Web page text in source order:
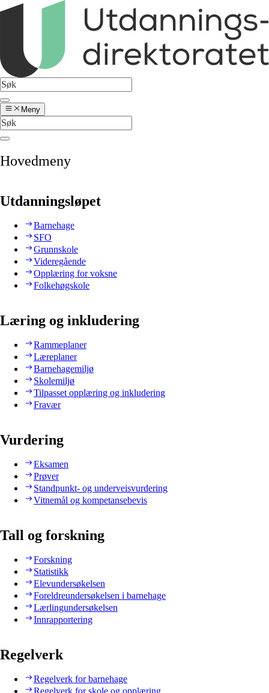
Meny
Hovedmeny
Utdanningsløpet
Barnehage
SFO
Grunnskole
Videregående
Opplæring for voksne
Folkehøgskole
Læring og inkludering
Rammeplaner
Læreplaner
Barnehagemiljø
Skolemiljø
Tilpasset opplæring og inkludering
Fravær
Vurdering
Eksamen
Prøver
Standpunkt- og underveisvurdering
Vitnemål og kompetansebevis
Tall og forskning
Forskning
Statistikk
Elevundersøkelsen
Foreldreundersøkelsen i barnehage
Lærlingundersøkelsen
Innrapportering
Regelverk
Regelverk for barnehage
Regelverk for skole og opplæring